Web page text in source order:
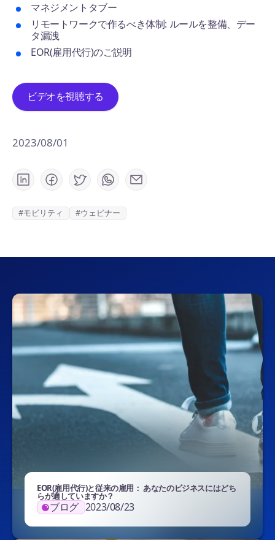
2023/08/01
#モビリティ #ウェビナー
マネジメントタブー
リモートワークで作るべき体制: ルールを整備、デー
タ漏洩
EOR(雇用代行)のご説明
ビデオを視聴する
EOR(雇用代行)と従来の雇用： あなたのビジネスにはどち
らが適していますか？
ブログ 2023/08/23